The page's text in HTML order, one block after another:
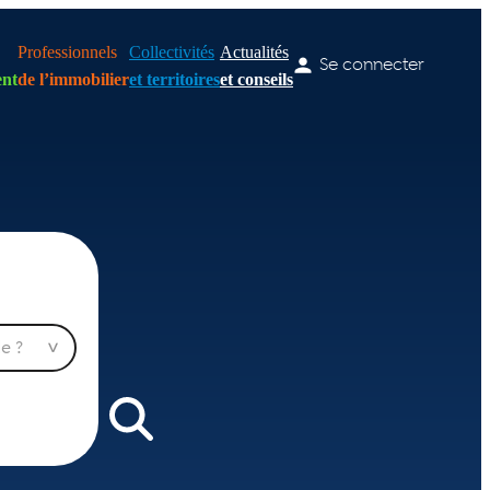
Professionnels
de l’immobilier
Collectivités
et territoires
Actualités
et conseils
Se connecter